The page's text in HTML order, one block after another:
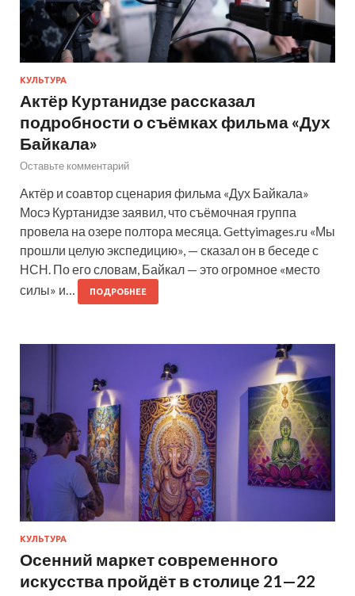
КУЛЬТУРА
Актёр Куртанидзе рассказал
подробности о съёмках фильма «Дух
Байкала»
Оставьте комментарий
Актёр и соавтор сценария фильма «Дух Байкала»
Мосэ Куртанидзе заявил, что съёмочная группа
провела на озере полтора месяца. Gettyimages.ru «Мы
прошли целую экспедицию», — сказал он в беседе с
НСН. По его словам, Байкал — это огромное «место
силы» и…
ПОДРОБНЕЕ
КУЛЬТУРА
Осенний маркет современного
искусства пройдёт в столице 21—22